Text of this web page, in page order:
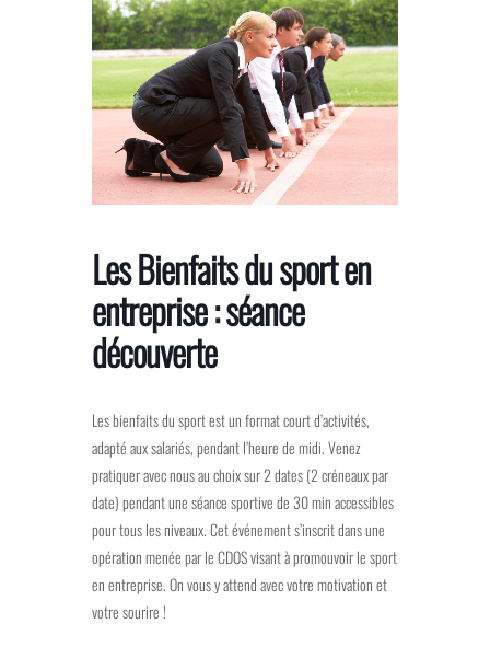
Les Bienfaits du sport en
entreprise : séance
découverte
Les bienfaits du sport est un format court d’activités,
adapté aux salariés, pendant l’heure de midi. Venez
pratiquer avec nous au choix sur 2 dates (2 créneaux par
date) pendant une séance sportive de 30 min accessibles
pour tous les niveaux. Cet événement s’inscrit dans une
opération menée par le CDOS visant à promouvoir le sport
en entreprise. On vous y attend avec votre motivation et
votre sourire !